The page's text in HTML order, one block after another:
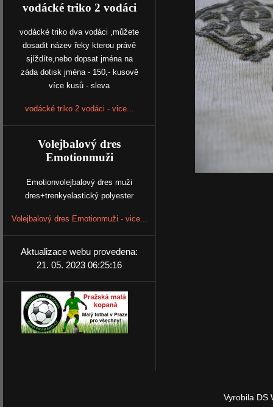
vodácké triko 2 vodáci
vodácké triko dva vodáci ,můžete
dosadit název řeky kterou právě
sjíždíte,nebo dopsat jména na
záda dotisk jména - 150,- kusově
více kusů - sleva
vodácké triko 2 vodáci - vice...
Volejbalový dres
Emotionmuži
Emotionvolejbalový dres muži
dres+trenkyelastický polyester
Volejbalový dres Emotionmuži - vice...
Aktualizace webu provedena:
21. 05. 2023 06:25:16
Vyrobila DS